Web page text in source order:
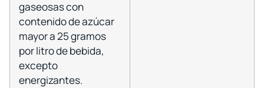
gaseosas con
contenido de azúcar
mayor a 25 gramos
por litro de bebida,
excepto
energizantes.